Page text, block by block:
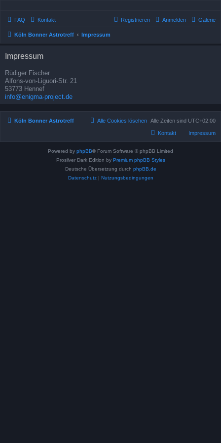
Galerie
FAQ Kontakt Anmelden
Registrieren
Köln Bonner Astrotreff Impressum
Impressum
Rüdiger Fischer
Alfons-von-Liguori-Str. 21
53773 Hennef
info@enigma-project.de
Köln Bonner Astrotreff Alle Zeiten sind UTC+02:00
Alle Cookies löschen
Impressum
Kontakt
Powered by phpBB® Forum Software © phpBB Limited
Prosilver Dark Edition by Premium phpBB Styles
Deutsche Übersetzung durch phpBB.de
Datenschutz| Nutzungsbedingungen